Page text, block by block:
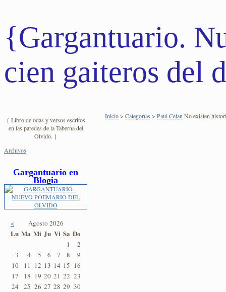
{Gargantuario.
cien gaiteros del
{ Libro de odas y versos escritos
en las paredes de la Taberna del
Olvido. }
Archivos
Gargantuario en
Blogia
< Agosto 2026
Lu Ma Mi Ju Vi Sa Do
1
2
3
4 5 6 7 8
9
10
11 12 13 14 15 16
17
18 19 20 21 22 23
24
25 26 27 28 29 30
Inicio> Categorías > Paul CelanNo existen